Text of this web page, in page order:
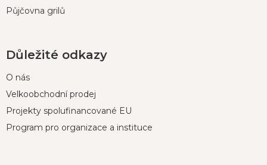
Půjčovna grilů
Důležité odkazy
O nás
Velkoobchodní prodej
Projekty spolufinancované EU
Program pro organizace a instituce